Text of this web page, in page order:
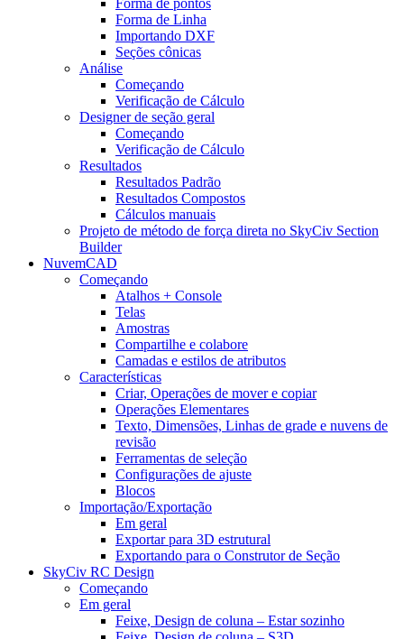
Forma de pontos
Forma de Linha
Importando DXF
Seções cônicas
Análise
Começando
Verificação de Cálculo
Designer de seção geral
Começando
Verificação de Cálculo
Resultados
Resultados Padrão
Resultados Compostos
Cálculos manuais
Projeto de método de força direta no SkyCiv Section
Builder
NuvemCAD
Começando
Atalhos + Console
Telas
Amostras
Compartilhe e colabore
Camadas e estilos de atributos
Características
Criar, Operações de mover e copiar
Operações Elementares
Texto, Dimensões, Linhas de grade e nuvens de
revisão
Ferramentas de seleção
Configurações de ajuste
Blocos
Importação/Exportação
Em geral
Exportar para 3D estrutural
Exportando para o Construtor de Seção
SkyCiv RC Design
Começando
Em geral
Feixe, Design de coluna – Estar sozinho